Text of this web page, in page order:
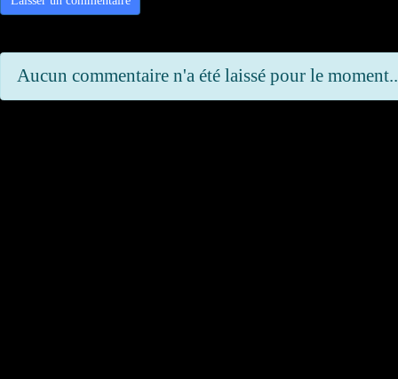
Aucun commentaire n'a été laissé pour le